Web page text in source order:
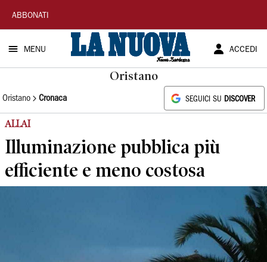
La
Nuova
Sardegna
ABBONATI
MENU ACCEDI
Oristano
Oristano Cronaca SEGUICI SU DISCOVER
ALLAI
Illuminazione pubblica più
efficiente e meno costosa